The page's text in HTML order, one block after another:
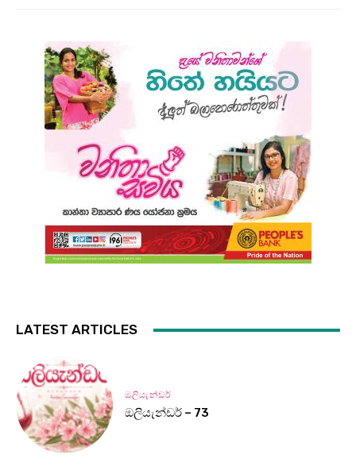
LATEST ARTICLES
ඔලියැන්ඩර්
ඔලියැන්ඩර් – 73